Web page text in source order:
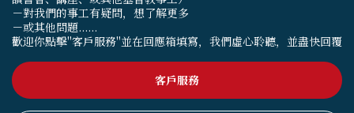
－對我們的事工有疑問，想了解更多
－或其他問題......
歡迎你點擊"客戶服務"並在回應箱填寫，我們虛心聆聽，並盡快回覆
客戶服務